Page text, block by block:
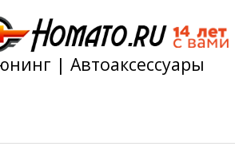
| Автоаксессуары